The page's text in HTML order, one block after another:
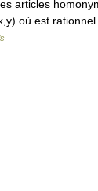
articles
où est